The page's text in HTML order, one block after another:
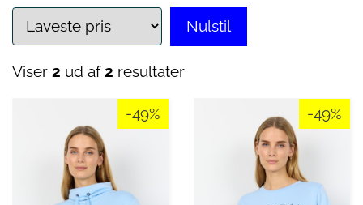
Nulstil
Viser 2 ud af2 resultater
-49% -49%